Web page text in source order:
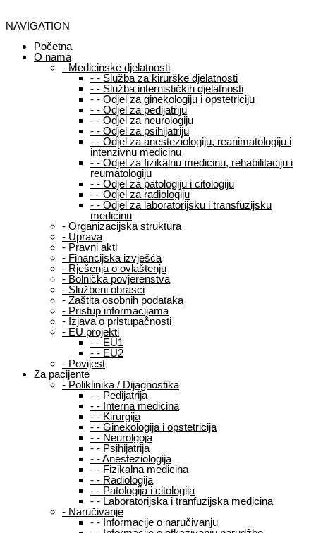
NAVIGATION
Početna
O nama
- Medicinske djelatnosti
- - Služba za kirurške djelatnosti
- - Služba internističkih djelatnosti
- - Odjel za ginekologiju i opstetriciju
- - Odjel za pedijatriju
- - Odjel za neurologiju
- - Odjel za psihijatriju
- - Odjel za anesteziologiju, reanimatologiju i
intenzivnu medicinu
- - Odjel za fizikalnu medicinu, rehabilitaciju i
reumatologiju
- - Odjel za patologiju i citologiju
- - Odjel za radiologiju
- - Odjel za laboratorijsku i transfuzijsku
medicinu
- Organizacijska struktura
- Uprava
- Pravni akti
- Financijska izvješća
- Rješenja o ovlaštenju
- Bolnička povjerenstva
- Službeni obrasci
- Zaštita osobnih podataka
- Pristup informacijama
- Izjava o pristupačnosti
- EU projekti
- - EU1
- - EU2
- Povijest
Za pacijente
- Poliklinika / Dijagnostika
- - Pedijatrija
- - Interna medicina
- - Kirurgija
- - Ginekologija i opstetricija
- - Neurolgoja
- - Psihijatrija
- -Anesteziologija
- - Fizikalna medicina
- - Radiologija
- - Patologija i citologija
- - Laboratorijska i tranfuzijska medicina
- Naručivanje
- - Informacije o naručivanju